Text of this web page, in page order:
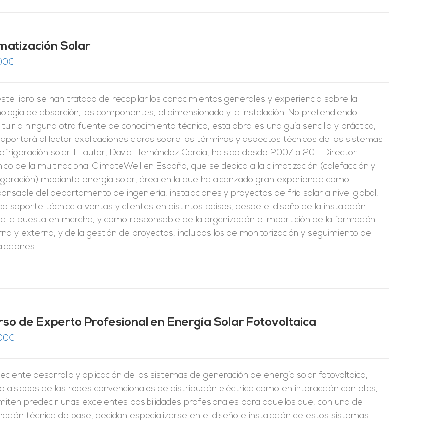
Solar
€
libro se han tratado de recopilar los conocimientos generales y experiencia sobre la
de absorción, los componentes, el dimensionado y la instalación. No pretendiendo
a ninguna otra fuente de conocimiento técnico, esta obra es una guía sencilla y práctica,
al lector explicaciones claras sobre los términos y aspectos técnicos de los sistemas
solar. El autor, David Hernández García, ha sido desde 2007 a 2011 Director
de la multinacional ClimateWell en España, que se dedica a la climatización (calefacción y
mediante energía solar, área en la que ha alcanzado gran experiencia como
del departamento de ingeniería, instalaciones y proyectos de frío solar a nivel global,
soporte técnico a ventas y clientes en distintos países, desde el diseño de la instalación
la puesta en marcha, y como responsable de la organización e impartición de la formación
y externa, y de la gestión de proyectos, incluidos los de monitorización y seguimiento de
de Experto Profesional en Energía Solar Fotovoltaica
€
desarrollo y aplicación de los sistemas de generación de energía solar fotovoltaica,
aislados de las redes convencionales de distribución eléctrica como en interacción con ellas,
predecir unas excelentes posibilidades profesionales para aquellos que, con una de
técnica de base, decidan especializarse en el diseño e instalación de estos sistemas.